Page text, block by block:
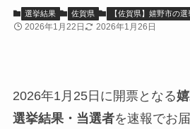
選挙結果 佐賀県 【佐賀県】嬉野市の
2026年1月22日 2026年1月26日
2026年1月25日に開票となる
選挙結果・当選者を速報でお届